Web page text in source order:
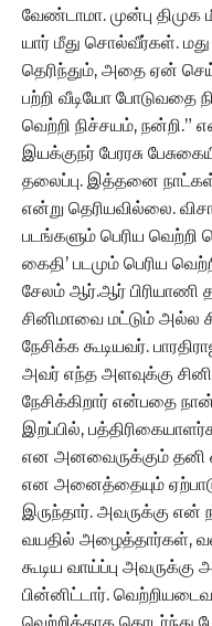
வேண்டாமா. முன்பு
யார் மீது சொல்வீர்கள். மது
தெரிந்தும், அதை ஏன்
பற்றி வீடியோ போடுவதை
வெற்றி நிச்சயம், நன்றி.”
இயக்குநர் பேரரசு
தலைப்பு. இத்தனை
என்று தெரியவில்லை.
படங்களும் பெரிய
கைதி’ படமும் பெரிய
சேலம் ஆர்.ஆர் பிரியாணி
சினிமாவை மட்டும் அல்ல
நேசிக்க கூடியவர்.
அவர் எந்த அளவுக்கு
நேசிக்கிறார் என்பதை
இறப்பில்,
என அனவைருக்கும் தனி
என அனைத்தையும்
இருந்தார். அவருக்கு என்
வயதில் அழைத்தார்கள்,
கூடிய வாய்ப்பு
பின்னிட்டார்.